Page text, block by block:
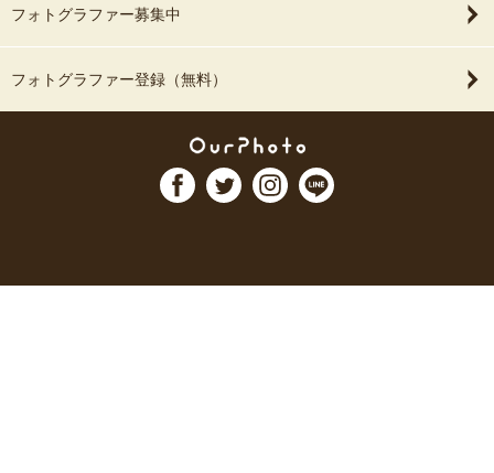
フォトグラファー募集中
フォトグラファー登録（無料）